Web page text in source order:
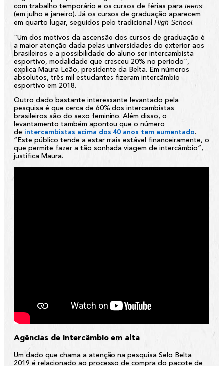
com trabalho temporário e os cursos de férias para teens
(em julho e janeiro). Já os cursos de graduação aparecem
em quarto lugar, seguidos pelo tradicional High School.
“Um dos motivos da ascensão dos cursos de graduação é
a maior atenção dada pelas universidades do exterior aos
brasileiros e a possibilidade do aluno ser intercambista
esportivo, modalidade que cresceu 20% no período”,
explica Maura Leão, presidente da Belta. Em números
absolutos, três mil estudantes fizeram intercâmbio
esportivo em 2018.
Outro dado bastante interessante levantado pela
pesquisa é que cerca de 60% dos intercambistas
brasileiros são do sexo feminino. Além disso, o
levantamento também apontou que o número
de intercambistas acima dos 40 anos tem aumentado.
“Este público tende a estar mais estável financeiramente, o
que permite fazer a tão sonhada viagem de intercâmbio”,
justifica Maura.
Agências de intercâmbio em alta
Um dado que chama a atenção na pesquisa Selo Belta
2019 é relacionado ao processo de compra do pacote de